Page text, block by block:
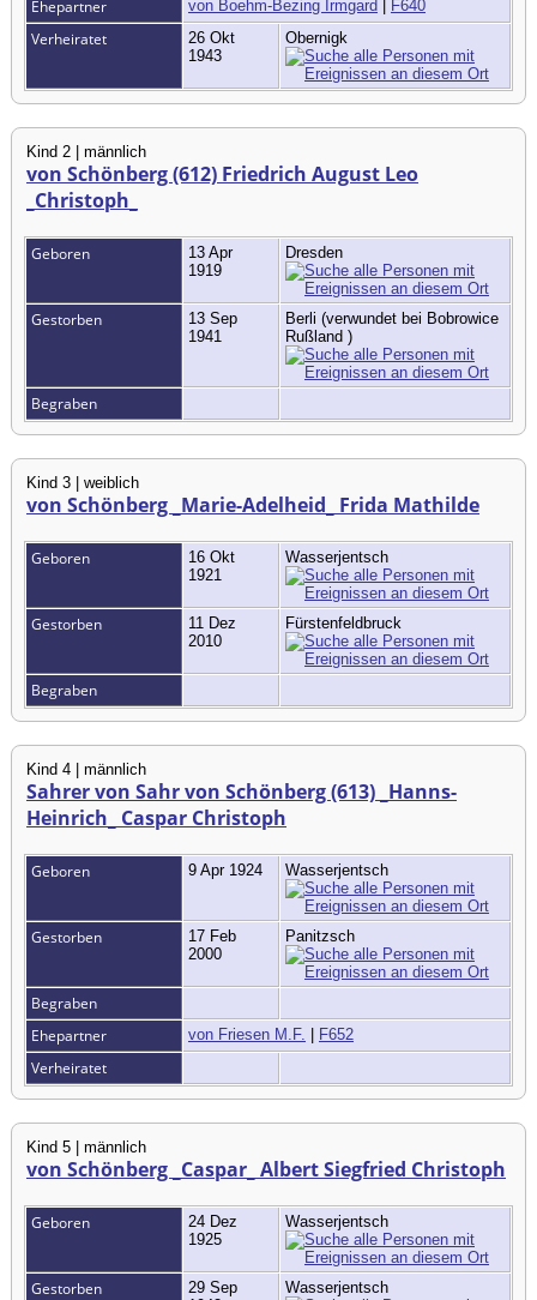
Ehepartner
von Boehm-Bezing Irmgard | F640
Verheiratet
26 Okt
1943
Obernigk
Kind 2 | männlich
von Schönberg (612) Friedrich August Leo
_Christoph_
Geboren
13 Apr
1919
Dresden
Gestorben
13 Sep
1941
Berli (verwundet bei Bobrowice
Rußland )
Begraben
Kind 3 | weiblich
von Schönberg _Marie-Adelheid_ Frida Mathilde
Geboren
16 Okt
1921
Wasserjentsch
Gestorben
11 Dez
2010
Fürstenfeldbruck
Begraben
Kind 4 | männlich
Sahrer von Sahr von Schönberg (613) _Hanns-
Heinrich_ Caspar Christoph
Geboren 9 Apr 1924 Wasserjentsch
Gestorben
17 Feb
2000
Panitzsch
Begraben
Ehepartner
von Friesen M.F. | F652
Verheiratet
Kind 5 | männlich
von Schönberg _Caspar_ Albert Siegfried Christoph
Geboren
24 Dez
1925
Wasserjentsch
Gestorben
29 Sep
Wasserjentsch